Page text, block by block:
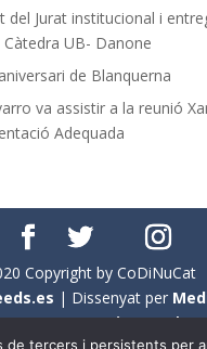
del Jurat institucional i
UB- Danone
de Blanquerna
va assistir a la reunió
Adequada
Copyright by CoDiNuCat
| Dissenyat per
aCoDiNuCat |
de tercers i persistents per